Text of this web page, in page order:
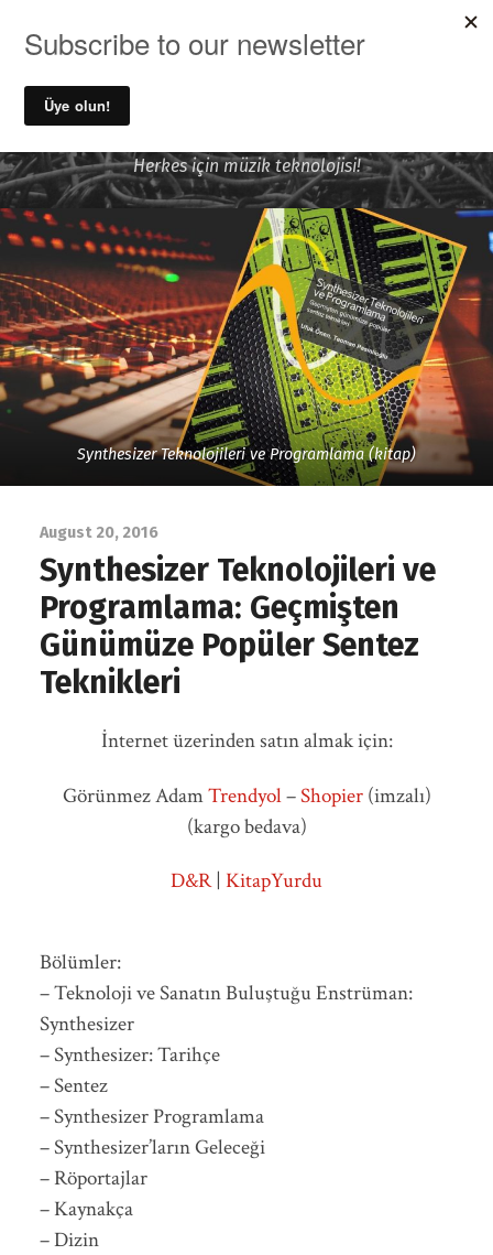
Ufuk Önen ile Ses Kayıt ve
Müzik Teknolojileri
Herkes için müzik teknolojisi!
Synthesizer Teknolojileri ve Programlama (kitap)
August 20, 2016
Synthesizer Teknolojileri ve
Programlama: Geçmişten
Günümüze Popüler Sentez
Teknikleri
İnternet üzerinden satın almak için:
Görünmez AdamTrendyol–Shopier(imzalı)
(kargo bedava)
D&R| KitapYurdu
Bölümler:
– Teknoloji ve Sanatın Buluştuğu Enstrüman:
Synthesizer
– Synthesizer: Tarihçe
– Sentez
– Synthesizer Programlama
– Synthesizer’ların Geleceği
– Röportajlar
– Kaynakça
– Dizin